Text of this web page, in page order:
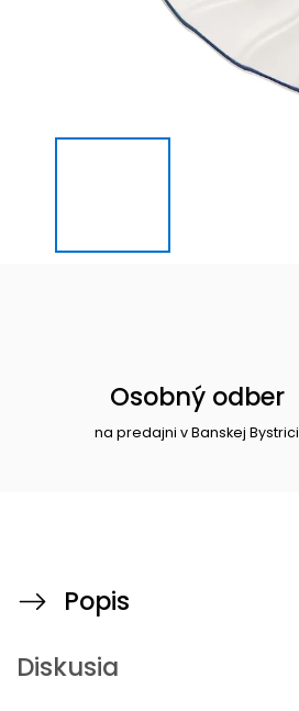
Osobný odber
na predajni v Banskej Bystrici
Popis
Diskusia